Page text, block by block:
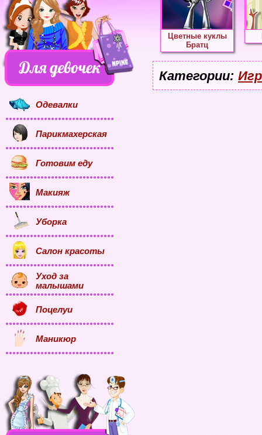
Цветные куклы
Братц
Категории:
Одевалки
Парикмахерская
Готовим еду
Макияж
Уборка
Салон красоты
Уход за
малышами
Поцелуи
Маникюр